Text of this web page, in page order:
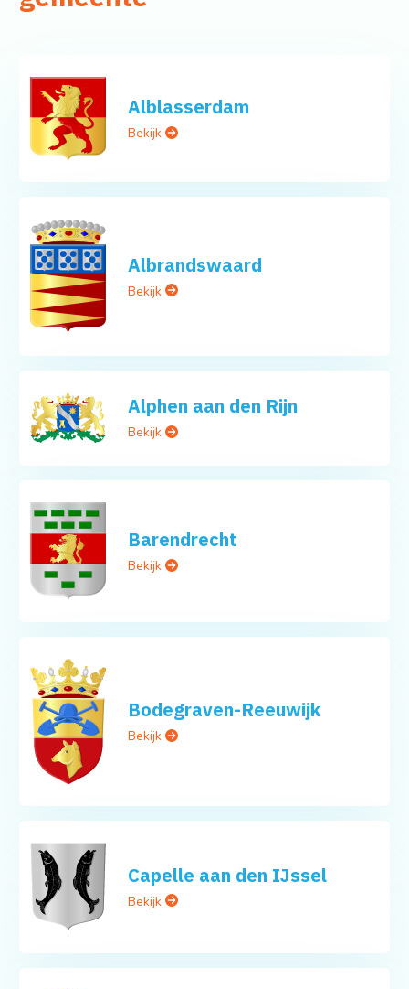
Alblasserdam
Bekijk
Albrandswaard
Bekijk
Alphen aan den Rijn
Bekijk
Barendrecht
Bekijk
Bodegraven-Reeuwijk
Bekijk
Capelle aan den IJssel
Bekijk